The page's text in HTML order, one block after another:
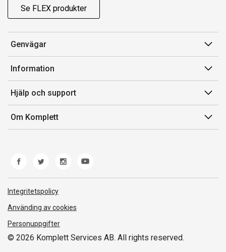
Se FLEX produkter
Genvägar
Konto
Orderhistorik
Presentkort
Komplett Club
Information
Försäljningsvillkor
Medlemsvillkor for Komplett Club
Lediga tjänster
Hjälp och support
Kontakta oss
Kundservice
Produkthjälp och retur
Felsökning och guider
Frakt och leverans
Om Komplett
© 2026 Komplett Services AB. All rights reserved.
Integritetspolicy
Använding av cookies
Personuppgifter